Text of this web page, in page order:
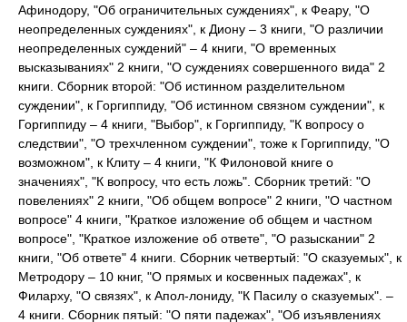
Афинодору, "Об ограничительных суждениях", к Феару, "О
неопределенных суждениях", к Диону – 3 книги, "О различии
неопределенных суждений" – 4 книги, "О временных
высказываниях" 2 книги, "О суждениях совершенного вида" 2
книги. Сборник второй: "Об истинном разделительном
суждении", к Горгиппиду, "Об истинном связном суждении", к
Горгиппиду – 4 книги, "Выбор", к Горгиппиду, "К вопросу о
следствии", "О трехчленном суждении", тоже к Горгиппиду, "О
возможном", к Клиту – 4 книги, "К Филоновой книге о
значениях", "К вопросу, что есть ложь". Сборник третий: "О
повелениях" 2 книги, "Об общем вопросе" 2 книги, "О частном
вопросе" 4 книги, "Краткое изложение об общем и частном
вопросе", "Краткое изложение об ответе", "О разыскании" 2
книги, "Об ответе" 4 книги. Сборник четвертый: "О сказуемых", к
Метродору – 10 книг, "О прямых и косвенных падежах", к
Филарху, "О связях", к Апол-лониду, "К Пасилу о сказуемых". –
4 книги. Сборник пятый: "О пяти падежах", "Об изъявлениях